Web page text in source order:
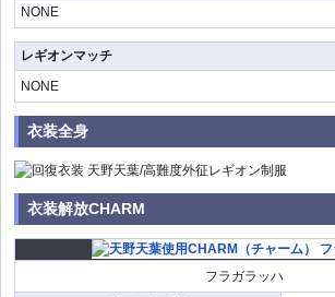
NONE
レギオンマッチ
NONE
衣装全身
衣装解放CHARM
フラガラッハ